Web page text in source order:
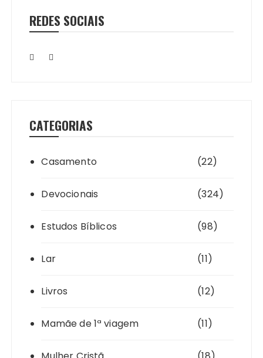
REDES SOCIAIS
CATEGORIAS
Casamento (22)
Devocionais (324)
Estudos Bíblicos (98)
Lar (11)
Livros (12)
Mamãe de 1ª viagem (11)